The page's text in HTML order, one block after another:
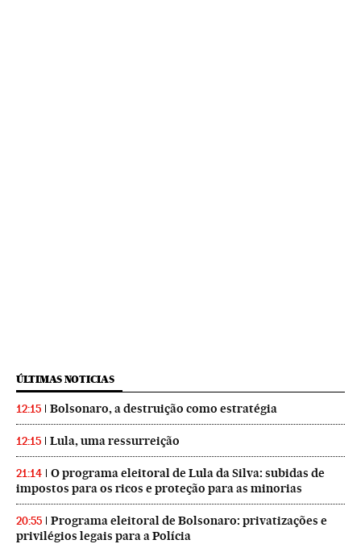
ÚLTIMAS NOTICIAS
12:15 Bolsonaro, a destruição como estratégia
12:15 Lula, uma ressurreição
21:14
O programa eleitoral de Lula da Silva: subidas de
impostos para os ricos e proteção para as minorias
20:55
Programa eleitoral de Bolsonaro: privatizações e
privilégios legais para a Polícia